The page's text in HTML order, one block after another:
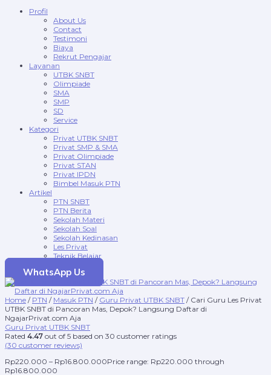
Profil
About Us
Contact
Testimoni
Biaya
Rekrut Pengajar
Layanan
UTBK SNBT
Olimpiade
SMA
SMP
SD
Service
Kategori
Privat UTBK SNBT
Privat SMP & SMA
Privat Olimpiade
Privat STAN
Privat IPDN
Bimbel Masuk PTN
Artikel
PTN SNBT
PTN Berita
Sekolah Materi
Sekolah Soal
Sekolah Kedinasan
Les Privat
Teknik Belajar
WhatsApp Us
Home / PTN / Masuk PTN / Guru Privat UTBK SNBT / Cari Guru Les Privat
UTBK SNBT di Pancoran Mas, Depok? Langsung Daftar di
NgajarPrivat.com Aja
Guru Privat UTBK SNBT
Rated 4.47 out of 5 based on 30 customer ratings
(30 customer reviews)
Rp220.000 – Rp16.800.000Price range: Rp220.000 through
Rp16.800.000